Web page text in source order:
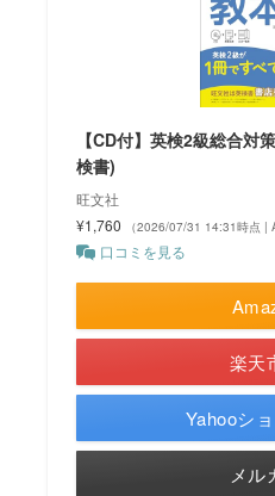
【CD付】英検2級総合対
検書)
旺文社
¥1,760
（2026/07/31 14:31時点 |
口コミを見る
楽天
Yahooシ
メル